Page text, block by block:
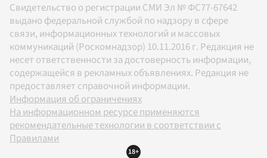
Свидетельство о регистрации СМИ Эл № ФС77-67642
выдано федеральной службой по надзору в сфере
связи, информационных технологий и массовых
коммуникаций (Роскомнадзор) 10.11.2016 г. Редакция не
несет ответственности за достоверность информации,
содержащейся в рекламных объявлениях. Редакция не
предоставляет справочной информации.
Информация об ограничениях
На информационном ресурсе применяются
рекомендательные технологии в соответствии с
Правилами
18+